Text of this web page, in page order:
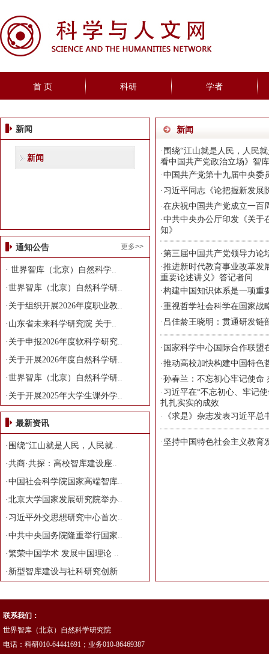
首 页 科研 学者
新闻
新闻
通知公告 更多>>
· 世界智库（北京）自然科学..
·世界智库（北京）自然科学研..
· 关于组织开展2026年度职业教..
· 山东省未来科学研究院 关于..
· 关于申报2026年度软科学研究..
· 关于开展2026年度自然科学研..
·世界智库（北京）自然科学研..
· 关于开展2025年大学生课外学..
最新资讯
· 围绕“江山就是人民，人民就..
·共商·共探：高校智库建设座..
·中国社会科学院国家高端智库..
·北京大学国家发展研究院举办..
· 习近平外交思想研究中心首次..
·中共中央国务院隆重举行国家..
·繁荣中国学术 发展中国理论 ..
· 新型智库建设与社科研究创新
新闻
· 围绕“江山就是人民，人民
看中国共产党政治立场》智
·中国共产党第十九届中央委
· 习近平同志《论把握新发展
·在庆祝中国共产党成立一百
·中共中央办公厅印发《关于
知》
·第三届中国共产党领导力论
·推进新时代教育事业改革
重要论述讲义》答记者问
·构建中国知识体系是一项重
·重视哲学社会科学在国家战
· 吕佳龄王晓明：贯通研发链
· 国家科学中心国际合作联盟
·推动高校加快构建中国特色
·孙春兰：不忘初心牢记使命
· 习近平在“不忘初心、牢记
扎扎实实的成效
· 《求是》杂志发表习近平
· 坚持中国特色社会主义教育
联系我们：
世界智库（北京）自然科学研究院
电话：科研010-64441691；业务010-86469387